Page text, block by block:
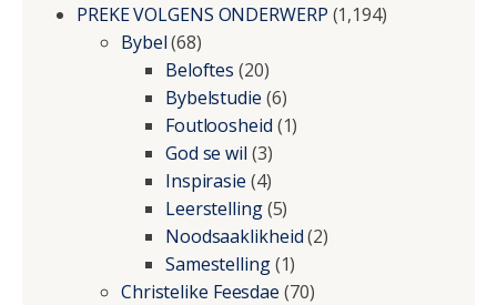
PREKE VOLGENS ONDERWERP (1,194)
Bybel(68)
Beloftes (20)
Bybelstudie (6)
Foutloosheid (1)
God se wil (3)
Inspirasie (4)
Leerstelling(5)
Noodsaaklikheid(2)
Samestelling(1)
Christelike Feesdae (70)